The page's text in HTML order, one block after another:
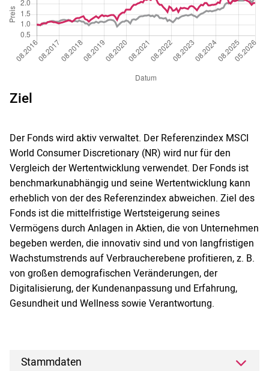
Ziel
Der Fonds wird aktiv verwaltet. Der Referenzindex MSCI
World Consumer Discretionary (NR) wird nur für den
Vergleich der Wertentwicklung verwendet. Der Fonds ist
benchmarkunabhängig und seine Wertentwicklung kann
erheblich von der des Referenzindex abweichen. Ziel des
Fonds ist die mittelfristige Wertsteigerung seines
Vermögens durch Anlagen in Aktien, die von Unternehmen
begeben werden, die innovativ sind und von langfristigen
Wachstumstrends auf Verbraucherebene profitieren, z. B.
von großen demografischen Veränderungen, der
Digitalisierung, der Kundenanpassung und Erfahrung,
Gesundheit und Wellness sowie Verantwortung.
Stammdaten